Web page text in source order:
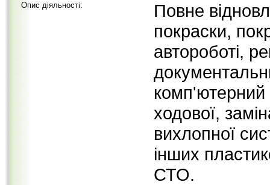
Опис діяльності:
Повне
покраски,
автороботі,
комп'ютерний
ходової,
вихлопної
інших
СТО.